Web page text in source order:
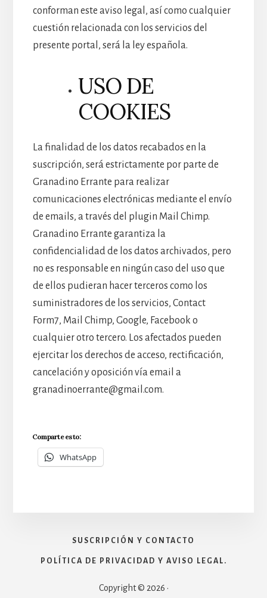
conforman este aviso legal, así como cualquier
cuestión relacionada con los servicios del
presente portal, será la ley española.
USO DE
COOKIES
La finalidad de los datos recabados en la
suscripción, será estrictamente por parte de
Granadino Errante para realizar
comunicaciones electrónicas mediante el envío
de emails, a través del plugin Mail Chimp.
Granadino Errante garantiza la
confidencialidad de los datos archivados, pero
no es responsable en ningún caso del uso que
de ellos pudieran hacer terceros como los
suministradores de los servicios, Contact
Form7, Mail Chimp, Google, Facebook o
cualquier otro tercero. Los afectados pueden
ejercitar los derechos de acceso, rectificación,
cancelación y oposición vía email a
granadinoerrante@gmail.com.
Comparte esto:
WhatsApp
SUSCRIPCIÓN Y CONTACTO
POLÍTICA DE PRIVACIDAD Y AVISO LEGAL.
Copyright © 2026 ·